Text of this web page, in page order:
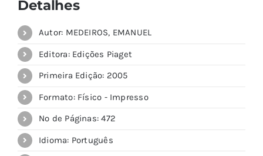
Detalhes
Autor: MEDEIROS, EMANUEL
Editora: Edições Piaget
Primeira Edição: 2005
Formato: Físico - Impresso
Nº de Páginas: 472
Idioma: Português